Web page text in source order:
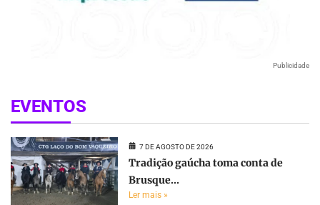
Publicidade
EVENTOS
7 DE AGOSTO DE 2026
Tradição gaúcha toma conta de
Brusque...
Ler mais »